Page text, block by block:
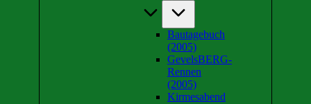
Bautagebuch
(2005)
GevelsBERG-
Rennen
(2005)
Kirmesabend